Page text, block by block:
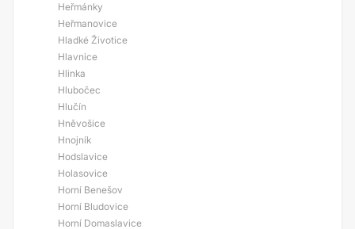
Heřmánky
Heřmanovice
Hladké Životice
Hlavnice
Hlinka
Hlubočec
Hlučín
Hněvošice
Hnojník
Hodslavice
Holasovice
Horní Benešov
Horní Bludovice
Horní Domaslavice